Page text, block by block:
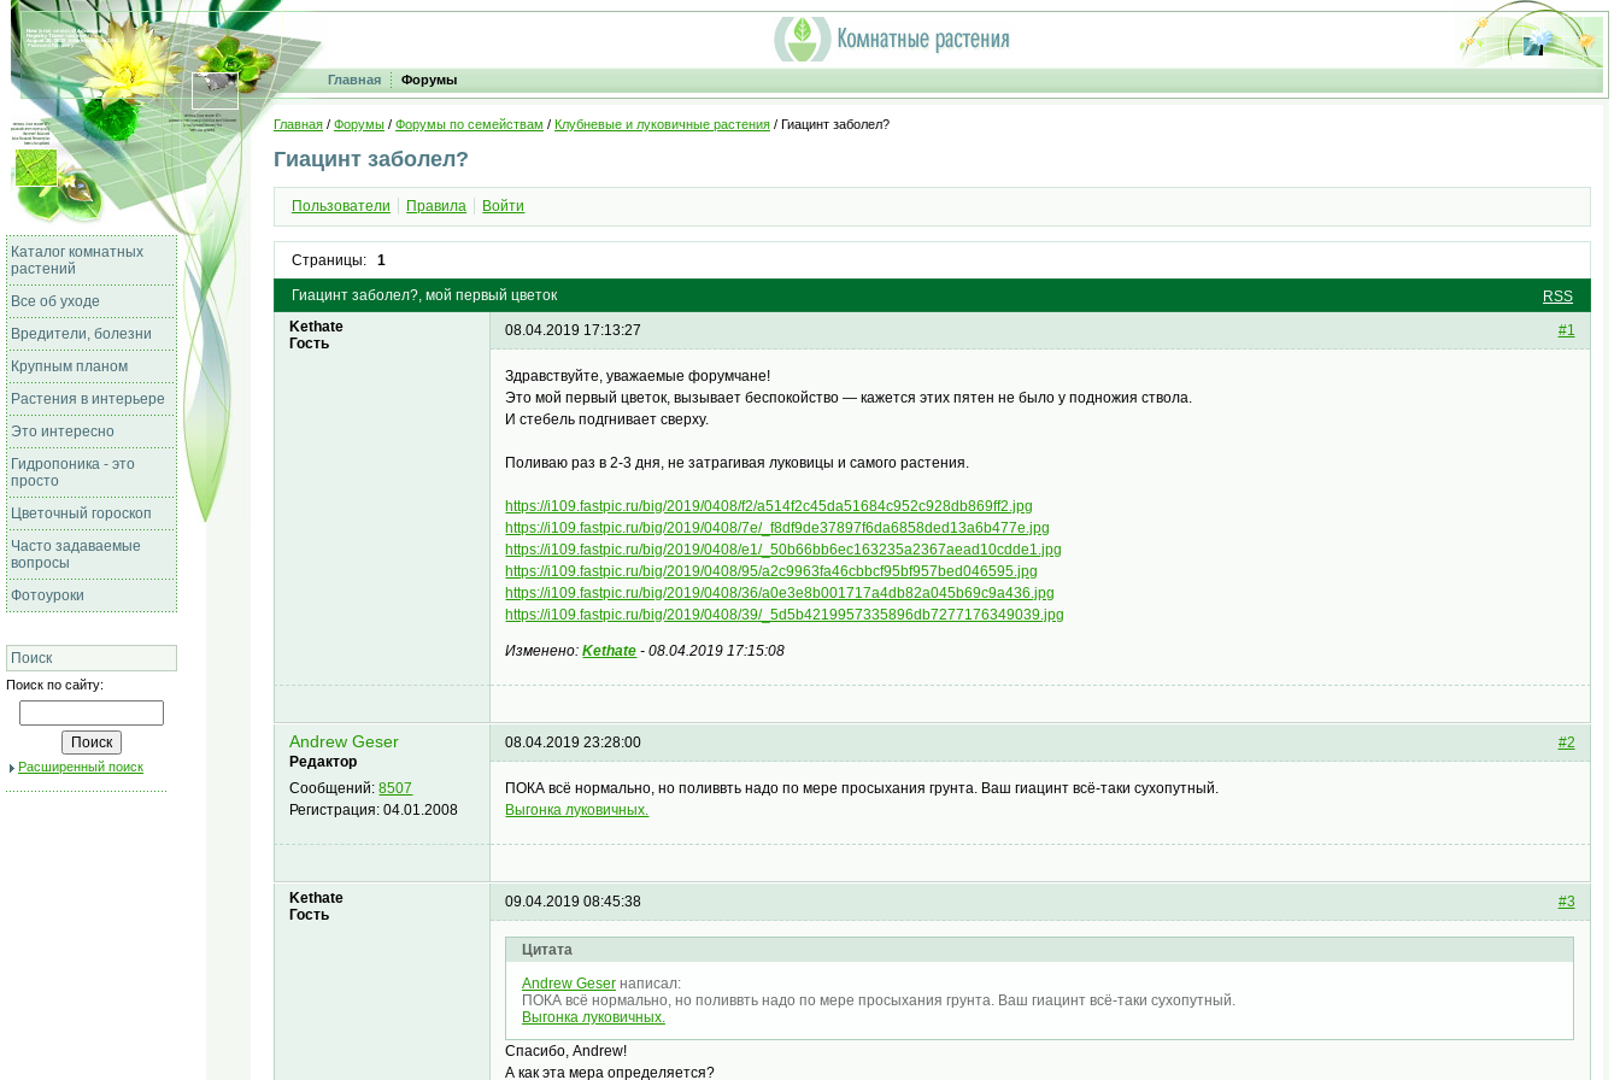
Главная Форумы
Каталог комнатных
растений
Все об уходе
Вредители, болезни
Крупным планом
Растения в интерьере
Это интересно
Гидропоника - это
просто
Цветочный гороскоп
Часто задаваемые
вопросы
Фотоуроки
Поиск
Поиск по сайту:
Расширенный поиск
Главная / Форумы / Форумы по семействам / Клубневые и луковичные растения / Гиацинт заболел?
Гиацинт заболел?
Пользователи Правила Войти
Страницы: 1
RSS
Гиацинт заболел?, мой первый цветок
Kethate
Гость
#1
08.04.2019 17:13:27
Здравствуйте, уважаемые форумчане!
Это мой первый цветок, вызывает беспокойство — кажется этих пятен не было у подножия ствола.
И стебель подгнивает сверху.
Поливаю раз в 2-3 дня, не затрагивая луковицы и самого растения.
https://i109.fastpic.ru/big/2019/0408/f2/a514f2c45da51684c952c928db869ff2.jpg
https://i109.fastpic.ru/big/2019/0408/7e/_f8df9de37897f6da6858ded13a6b477e.jpg
https://i109.fastpic.ru/big/2019/0408/e1/_50b66bb6ec163235a2367aead10cdde1.jpg
https://i109.fastpic.ru/big/2019/0408/95/a2c9963fa46cbbcf95bf957bed046595.jpg
https://i109.fastpic.ru/big/2019/0408/36/a0e3e8b001717a4db82a045b69c9a436.jpg
https://i109.fastpic.ru/big/2019/0408/39/_5d5b4219957335896db7277176349039.jpg
Изменено:Kethate -08.04.2019 17:15:08
Andrew Geser
Редактор
Сообщений:8507
Регистрация:04.01.2008
#2
08.04.2019 23:28:00
ПОКА всё нормально, но поливвть надо по мере просыхания грунта. Ваш гиацинт всё-таки сухопутный.
Выгонка луковичных.
Kethate
Гость
#3
09.04.2019 08:45:38
Цитата
Andrew Geserнаписал:
ПОКА всё нормально, но поливвть надо по мере просыхания грунта. Ваш гиацинт всё-таки сухопутный.
Выгонка луковичных.
Спасибо, Andrew!
А как эта мера определяется?